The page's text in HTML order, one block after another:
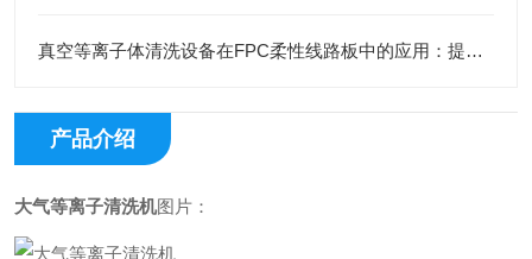
真空等离子体清洗设备在FPC柔性线路板中的应用：提升表面附着力改善覆膜效果
产品介绍
大气等离子清洗机图片：